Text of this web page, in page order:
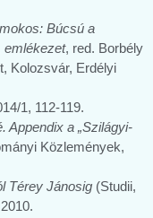
Búcsú a
emlékezet, red. Borbély
Kolozsvár, Erdélyi
1, 112-119.
Appendix a „Szilágyi-
Közlemények,
Térey Jánosig (Studii,